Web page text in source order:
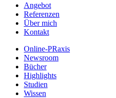
Angebot
Referenzen
Über mich
Kontakt
Online-PRaxis
Newsroom
Bücher
Highlights
Studien
Wissen